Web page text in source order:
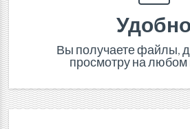
Вы получаете файлы,
просмотру на любом